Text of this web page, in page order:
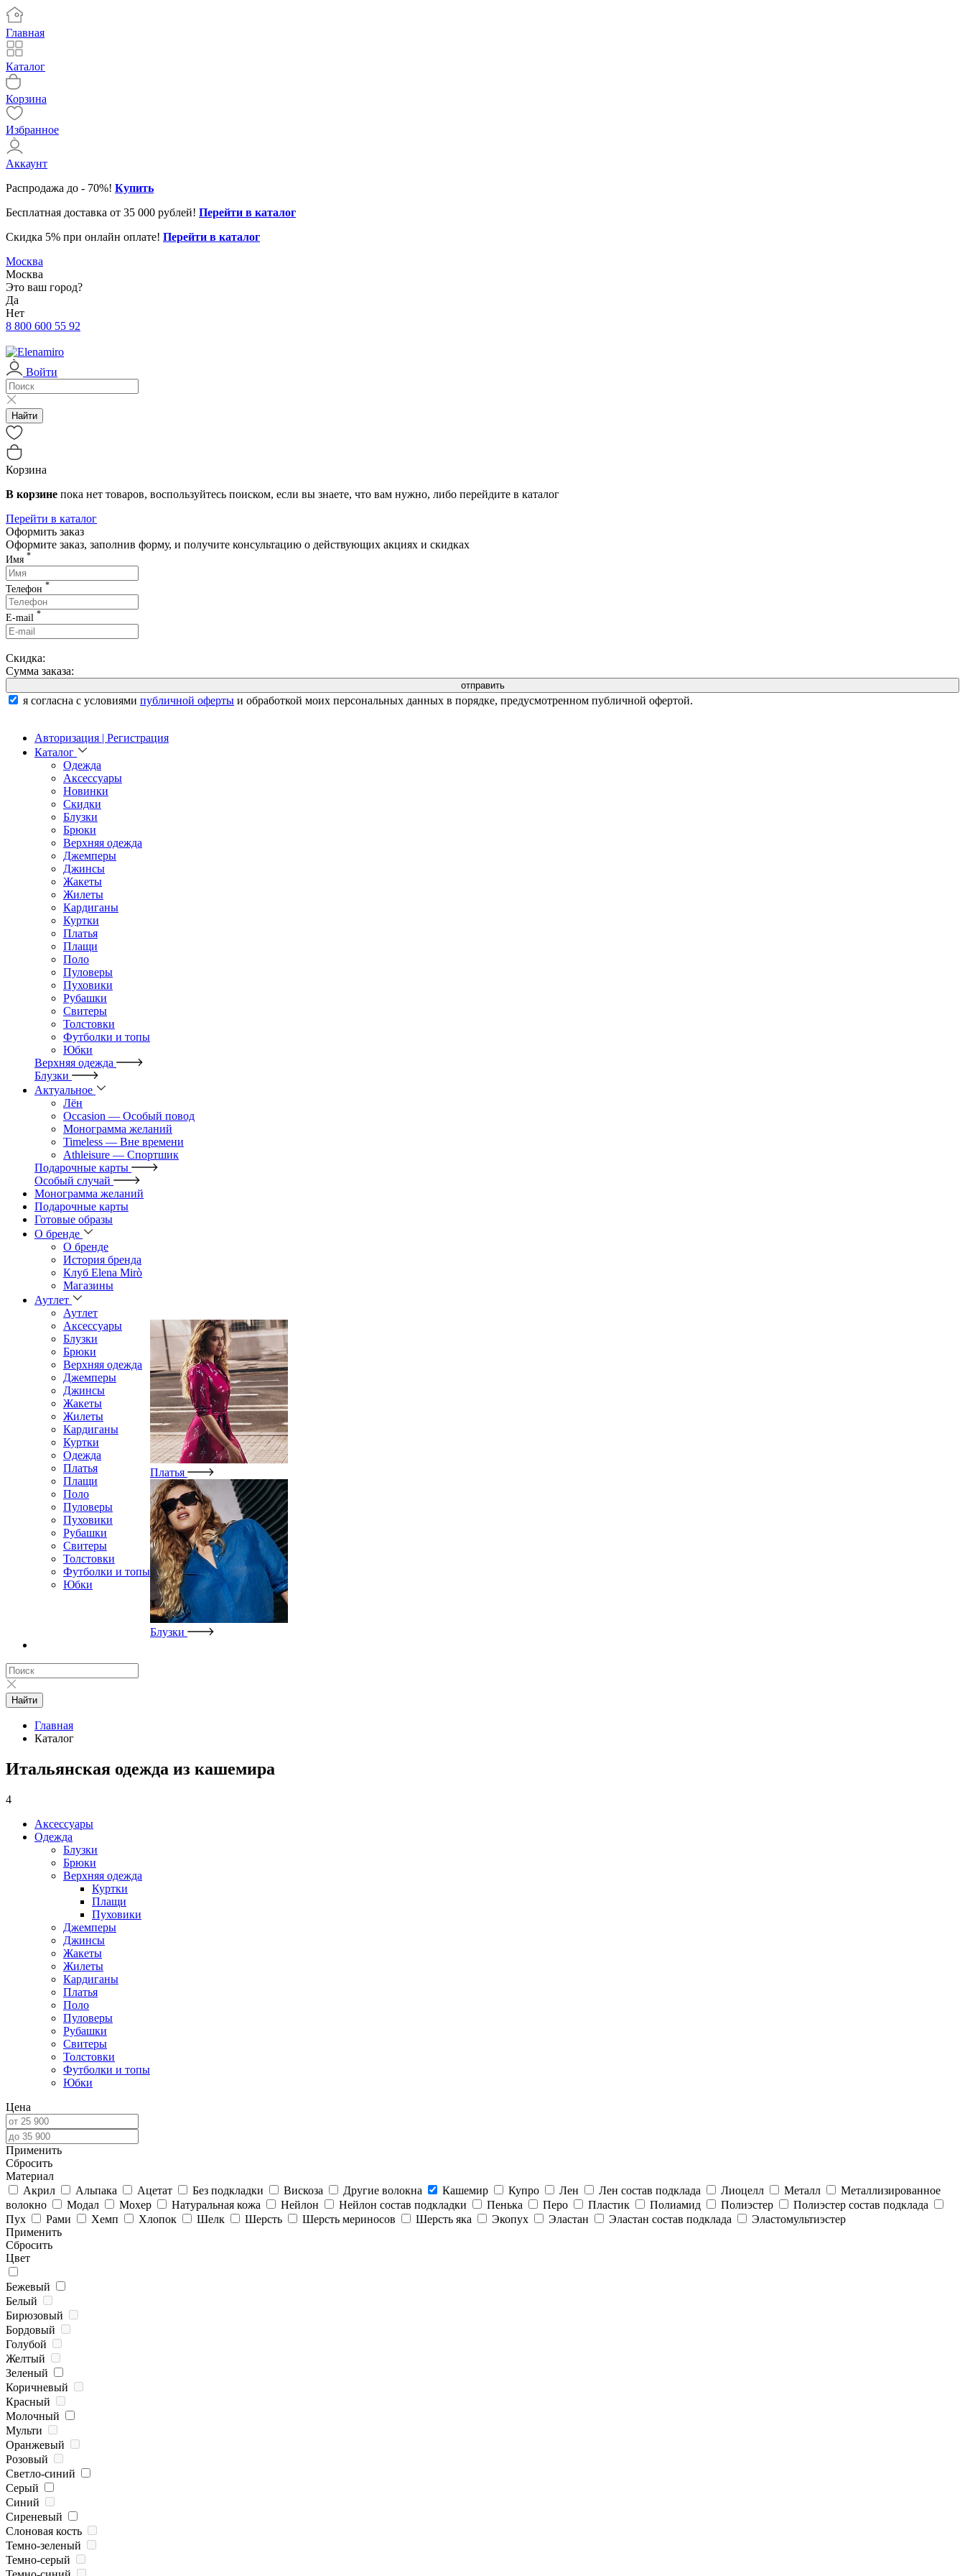
Главная
Каталог
Корзина
Избранное
Аккаунт
31.12.2025 Клиентская поддержка до 16:00 (по Московскому времени), служба доставки до 14:00 (по местному времени)
Распродажа до - 70%! Купить
Бесплатная доставка от 35 000 рублей! Перейти в каталог
Скидка 5% при онлайн оплате! Перейти в каталог
Москва
Москва
Это ваш город?
Да
Нет
8 800 600 55 92
Войти
Найти
Корзина
В корзине пока нет товаров, воспользуйтесь поиском, если вы знаете, что вам нужно, либо перейдите в каталог
Перейти в каталог
Оформить заказ
Оформите заказ, заполнив форму, и получите консультацию о действующих акциях и скидках
Имя *
Телефон *
E-mail *
Скидка:
Сумма заказа:
я согласна с условиями публичной оферты и обработкой моих персональных данных в порядке, предусмотренном публичной офертой.
Авторизация | Регистрация
Каталог
Одежда
Аксессуары
Новинки
Скидки
Блузки
Брюки
Верхняя одежда
Джемперы
Джинсы
Жакеты
Жилеты
Кардиганы
Куртки
Платья
Плащи
Поло
Пуловеры
Пуховики
Рубашки
Свитеры
Толстовки
Футболки и топы
Юбки
Верхняя одежда
Блузки
Актуальное
Лён
Occasion — Особый повод
Монограмма желаний
Timeless — Вне времени
Athleisure — Спортшик
Подарочные карты
Особый случай
Монограмма желаний
Подарочные карты
Готовые образы
О бренде
О бренде
История бренда
Клуб Elena Mirò
Магазины
Аутлет
Аутлет
Аксессуары
Блузки
Брюки
Верхняя одежда
Джемперы
Джинсы
Жакеты
Жилеты
Кардиганы
Куртки
Одежда
Платья
Плащи
Поло
Пуловеры
Пуховики
Рубашки
Свитеры
Толстовки
Футболки и топы
Юбки
Платья
Блузки
Найти
Главная
Каталог
Итальянская одежда из кашемира
4
Аксессуары
Одежда
Блузки
Брюки
Верхняя одежда
Куртки
Плащи
Пуховики
Джемперы
Джинсы
Жакеты
Жилеты
Кардиганы
Платья
Поло
Пуловеры
Рубашки
Свитеры
Толстовки
Футболки и топы
Юбки
Цена
Применить
Cбросить
Материал
Акрил
Альпака Ацетат Без подкладки Вискоза Другие волокна Кашемир Купро Лен Лен состав подклада Лиоцелл Металл
Металлизированное
волокно
Модал Мохер Натуральная кожа Нейлон Нейлон состав подкладки Пенька Перо Пластик Полиамид Полиэстер
Полиэстер состав подклада
Пух
Рами Хемп Хлопок Шелк Шерсть Шерсть мериносов Шерсть яка Экопух Эластан Эластан состав подклада
Эластомультиэстер
Применить
Cбросить
Цвет
Бежевый
Белый
Бирюзовый
Бордовый
Голубой
Желтый
Зеленый
Коричневый
Красный
Молочный
Мульти
Оранжевый
Розовый
Светло-синий
Серый
Синий
Сиреневый
Слоновая кость
Темно-зеленый
Темно-серый